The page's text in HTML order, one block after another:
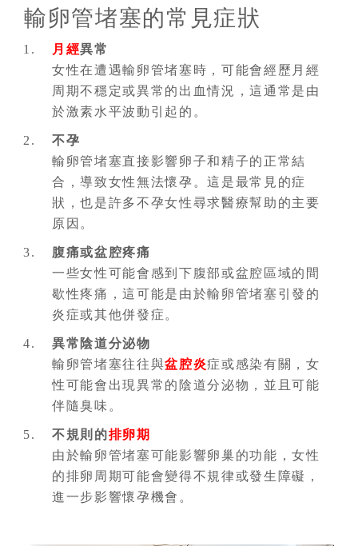
輸卵管堵塞的常見症狀
月經異常
女性在遭遇輸卵管堵塞時，可能會經歷月經
周期不穩定或異常的出血情況，這通常是由
於激素水平波動引起的。
不孕
輸卵管堵塞直接影響卵子和精子的正常結
合，導致女性無法懷孕。這是最常見的症
狀，也是許多不孕女性尋求醫療幫助的主要
原因。
腹痛或盆腔疼痛
一些女性可能會感到下腹部或盆腔區域的間
歇性疼痛，這可能是由於輸卵管堵塞引發的
炎症或其他併發症。
異常陰道分泌物
輸卵管堵塞往往與盆腔炎症或感染有關，女
性可能會出現異常的陰道分泌物，並且可能
伴隨臭味。
不規則的排卵期
由於輸卵管堵塞可能影響卵巢的功能，女性
的排卵周期可能會變得不規律或發生障礙，
進一步影響懷孕機會。